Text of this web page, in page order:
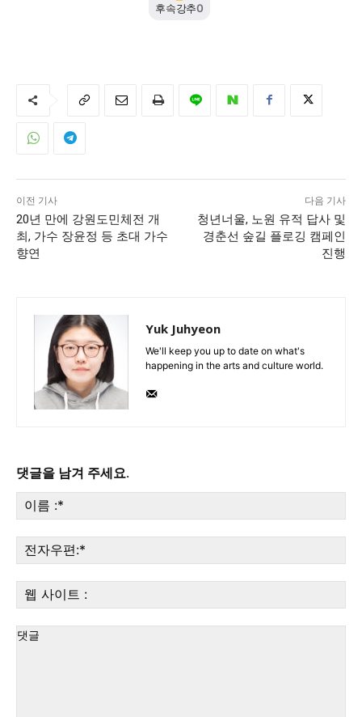
후속강추0
이전 기사
20년 만에 강원도민체전 개
최, 가수 장윤정 등 초대 가수
향연
다음 기사
청년너울, 노원 유적 답사 및
경춘선 숲길 플로깅 캠페인
진행
Yuk Juhyeon
We'll keep you up to date on what's
happening in the arts and culture world.
댓글을 남겨 주세요.
름
:*
자
우
사
이